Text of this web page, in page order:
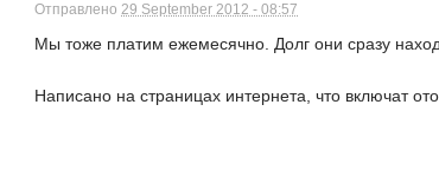
Отправлено29 September 2012 - 08:57
Мы тоже платим ежемесячно. Долг они сразу
Написано на страницах интернета, что включат